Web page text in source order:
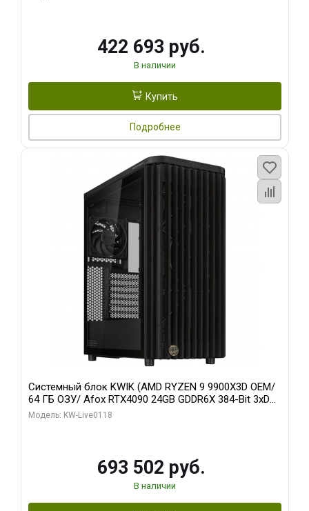
422 693 руб.
В наличии
Купить
Подробнее
Системный блок KWIK (AMD RYZEN 9 9900X3D OEM/
64 ГБ ОЗУ/ Afox RTX4090 24GB GDDR6X 384-Bit 3xDP
HDMI ATX Turbo/ 960 ГБ SSD)
Модель: KW-Live0118
693 502 руб.
В наличии